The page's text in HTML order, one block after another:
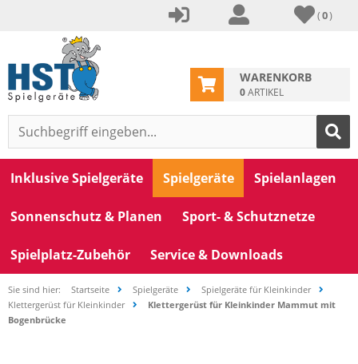
(0)
WARENKORB
0ARTIKEL
Inklusive Spielgeräte Spielgeräte Spielanlagen
Sonnenschutz & Planen Sport- & Schutznetze
Spielplatz-Zubehör Service & Downloads
Sie sind hier: Startseite Spielgeräte
Spielgeräte für Kleinkinder
Klettergerüst für Kleinkinder
Klettergerüst für Kleinkinder Mammut mit
Bogenbrücke